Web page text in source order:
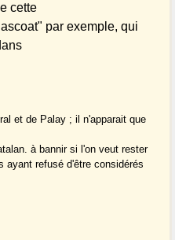
cette
par exemple, qui
et de Palay ; il n'apparait que
à bannir si l'on veut rester
ayant refusé d'être considérés